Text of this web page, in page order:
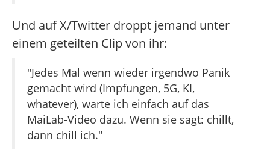
Und auf X/Twitter droppt jemand unter
einem geteilten Clip von ihr:
"Jedes Mal wenn wieder irgendwo Panik
gemacht wird (Impfungen, 5G, KI,
whatever), warte ich einfach auf das
MaiLab-Video dazu. Wenn sie sagt: chillt,
dann chill ich."